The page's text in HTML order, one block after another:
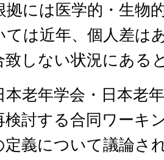
には医学的・生物
ては近年、個人差は
しない状況にある
老年学会・日本老
検討する合同ワーキ
義について議論さ